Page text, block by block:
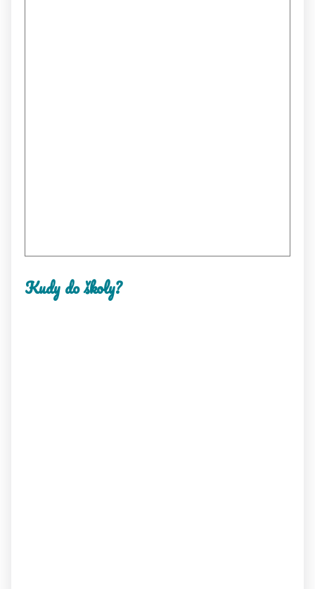
Kudy do školy?